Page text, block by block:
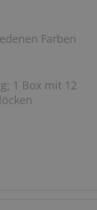
Farben
1 Box mit 12